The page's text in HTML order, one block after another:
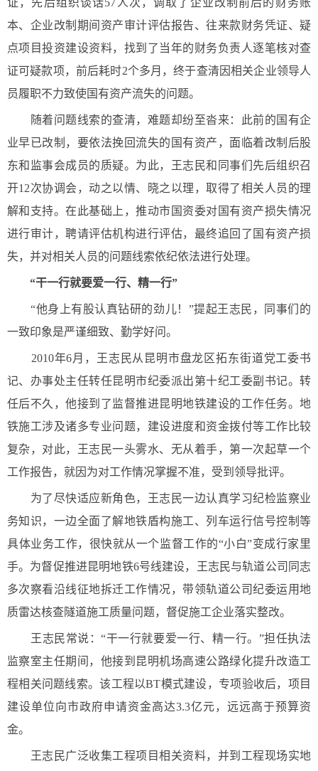
本、企业改制期间资产审计评估报告、往来款财务凭证、疑
点项目投资建设资料，找到了当年的财务负责人逐笔核对查
证可疑款项，前后耗时2个多月，终于查清因相关企业领导人
员履职不力致使国有资产流失的问题。
随着问题线索的查清，难题却纷至沓来：此前的国有企
业早已改制，要依法挽回流失的国有资产，面临着改制后股
东和监事会成员的质疑。为此，王志民和同事们先后组织召
开12次协调会，动之以情、晓之以理，取得了相关人员的理
解和支持。在此基础上，推动市国资委对国有资产损失情况
进行审计，聘请评估机构进行评估，最终追回了国有资产损
失，并对相关人员的问题线索依纪依法进行处理。
“干一行就要爱一行、精一行”
“他身上有股认真钻研的劲儿！”提起王志民，同事们的
一致印象是严谨细致、勤学好问。
2010年6月，王志民从昆明市盘龙区拓东街道党工委书
记、办事处主任转任昆明市纪委派出第十纪工委副书记。转
任后不久，他接到了监督推进昆明地铁建设的工作任务。地
铁施工涉及诸多专业问题，建设进度和资金拨付等工作比较
复杂，对此，王志民一头雾水、无从着手，第一次起草一个
工作报告，就因为对工作情况掌握不准，受到领导批评。
为了尽快适应新角色，王志民一边认真学习纪检监察业
务知识，一边全面了解地铁盾构施工、列车运行信号控制等
具体业务工作，很快就从一个监督工作的“小白”变成行家里
手。为督促推进昆明地铁6号线建设，王志民与轨道公司同志
多次察看沿线征地拆迁工作情况，带领轨道公司纪委运用地
质雷达核查隧道施工质量问题，督促施工企业落实整改。
王志民常说：“干一行就要爱一行、精一行。”担任执法
监察室主任期间，他接到昆明机场高速公路绿化提升改造工
程相关问题线索。该工程以BT模式建设，专项验收后，项目
建设单位向市政府申请资金高达3.3亿元，远远高于预算资
金。
王志民广泛收集工程项目相关资料，并到工程现场实地